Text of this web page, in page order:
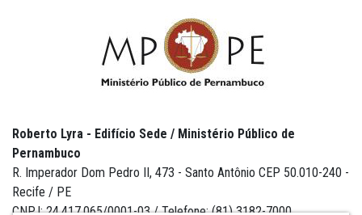
Roberto Lyra - Edifício Sede / Ministério Público de
Pernambuco
R. Imperador Dom Pedro II, 473 - Santo Antônio CEP 50.010-240 -
Recife / PE
CNPJ: 24.417.065/0001-03 / Telefone: (81) 3182-7000